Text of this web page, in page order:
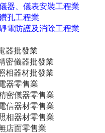
器、儀表安裝工程業
孔工程業
電防護及消除工程業
器批發業
密儀器批發業
相器材批發業
器零售業
密儀器零售業
信器材零售業
相器材零售業
店面零售業